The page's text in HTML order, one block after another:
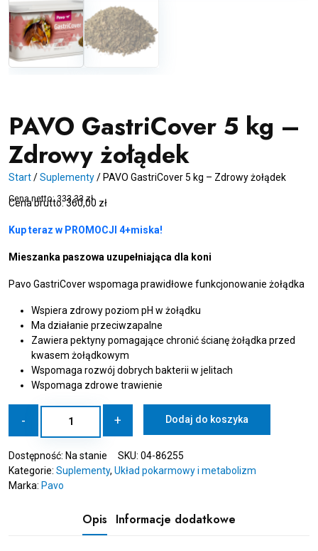
PAVO GastriCover 5 kg –
Zdrowy żołądek
Start/Suplementy/ PAVO GastriCover 5 kg – Zdrowy żołądek
Cena netto:333,33zł
Cena brutto:360,00 zł
Kup teraz w PROMOCJI 4+miska!
Mieszanka paszowa uzupełniająca dla koni
Pavo GastriCover wspomaga prawidłowe funkcjonowanie żołądka
Wspiera zdrowy poziom pH w żołądku
Ma działanie przeciwzapalne
Zawiera pektyny pomagające chronić ścianę żołądka przed
kwasem żołądkowym
Wspomaga rozwój dobrych bakterii w jelitach
Wspomaga zdrowe trawienie
-
ilość
GastriCover
5
kg
-
+ Dodaj do koszyka
Dostępność: Na stanie SKU: 04-86255
Kategorie: Suplementy, Układ pokarmowy i metabolizm
Marka: Pavo
Opis Informacje dodatkowe